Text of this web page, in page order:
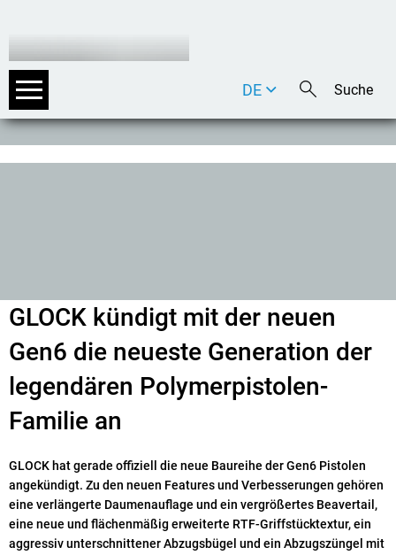
DE
EN
GLOCK kündigt mit der neuen
Gen6 die neueste Generation der
legendären Polymerpistolen-
Familie an
GLOCK hat gerade offiziell die neue Baureihe der Gen6 Pistolen
angekündigt. Zu den neuen Features und Verbesserungen gehören
eine verlängerte Daumenauflage und ein vergrößertes Beavertail,
eine neue und flächenmäßig erweiterte RTF-Griffstücktextur, ein
aggressiv unterschnittener Abzugsbügel und ein Abzugszüngel mit